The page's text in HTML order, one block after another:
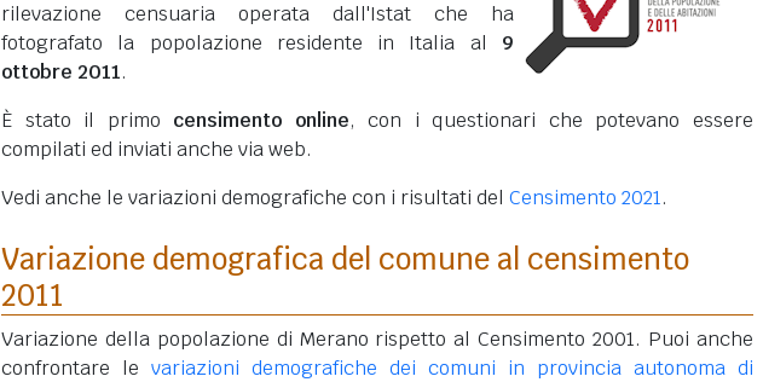
rilevazione censuaria operata dall'Istat che ha
fotografato la popolazione residente in Italia al 9
ottobre 2011.
È stato il primo censimento online, con i questionari che potevano essere
compilati ed inviati anche via web.
Vedi anche le variazioni demografiche con i risultati del Censimento 2021.
Variazione demografica del comune al censimento
2011
Variazione della popolazione di Merano rispetto al Censimento 2001. Puoi anche
confrontare le variazioni demografiche dei comuni in provincia autonoma di